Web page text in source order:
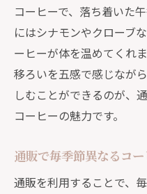
コーヒーで、落ち着いた
にはシナモンやクローブ
ーヒーが体を温めてくれ
移ろいを五感で感じなが
しむことができるのが、
コーヒーの魅力です。
通販で毎季節異なるコ
通販を利用することで、